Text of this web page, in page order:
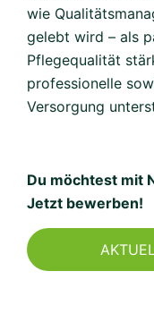
wie
gelebt wird – als
Pflegequalität
professionelle
Versorgung
Du möchtest mit
Jetzt bewerben!